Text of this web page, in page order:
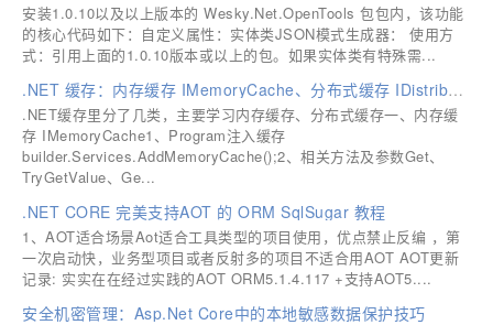
安装1.0.10以及以上版本的 Wesky.Net.OpenTools 包包内，该功能
的核心代码如下：自定义属性：实体类JSON模式生成器： 使用方
式：引用上面的1.0.10版本或以上的包。如果实体类有特殊需...
.NET 缓存：内存缓存 IMemoryCache、分布式缓存 IDistributedCache（Redis）
.NET缓存里分了几类，主要学习内存缓存、分布式缓存一、内存缓
存 IMemoryCache1、Program注入缓存
builder.Services.AddMemoryCache();2、相关方法及参数Get、
TryGetValue、Ge...
.NET CORE 完美支持AOT 的 ORM SqlSugar 教程
1、AOT适合场景Aot适合工具类型的项目使用，优点禁止反编 ，第
一次启动快，业务型项目或者反射多的项目不适合用AOT AOT更新
记录: 实实在在经过实践的AOT ORM5.1.4.117 +支持AOT5....
安全机密管理：Asp.Net Core中的本地敏感数据保护技巧